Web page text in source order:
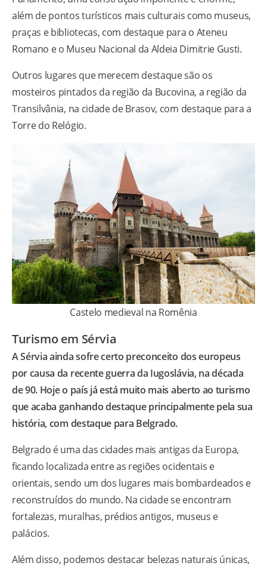
além de pontos turísticos mais culturais como museus,
praças e bibliotecas, com destaque para o Ateneu
Romano e o Museu Nacional da Aldeia Dimitrie Gusti.
Outros lugares que merecem destaque são os
mosteiros pintados da região da Bucovina, a região da
Transilvânia, na cidade de Brasov, com destaque para a
Torre do Relógio.
Castelo medieval na Romênia
Turismo em Sérvia
A Sérvia ainda sofre certo preconceito dos europeus
por causa da recente guerra da Iugoslávia, na década
de 90. Hoje o país já está muito mais aberto ao turismo
que acaba ganhando destaque principalmente pela sua
história, com destaque para Belgrado.
Belgrado é uma das cidades mais antigas da Europa,
ficando localizada entre as regiões ocidentais e
orientais, sendo um dos lugares mais bombardeados e
reconstruídos do mundo. Na cidade se encontram
fortalezas, muralhas, prédios antigos, museus e
palácios.
Além disso, podemos destacar belezas naturais únicas,